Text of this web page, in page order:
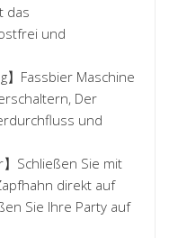
das
und
】Fassbier Maschine
Der
und
】Schließen Sie mit
direkt auf
Sie Ihre Party auf